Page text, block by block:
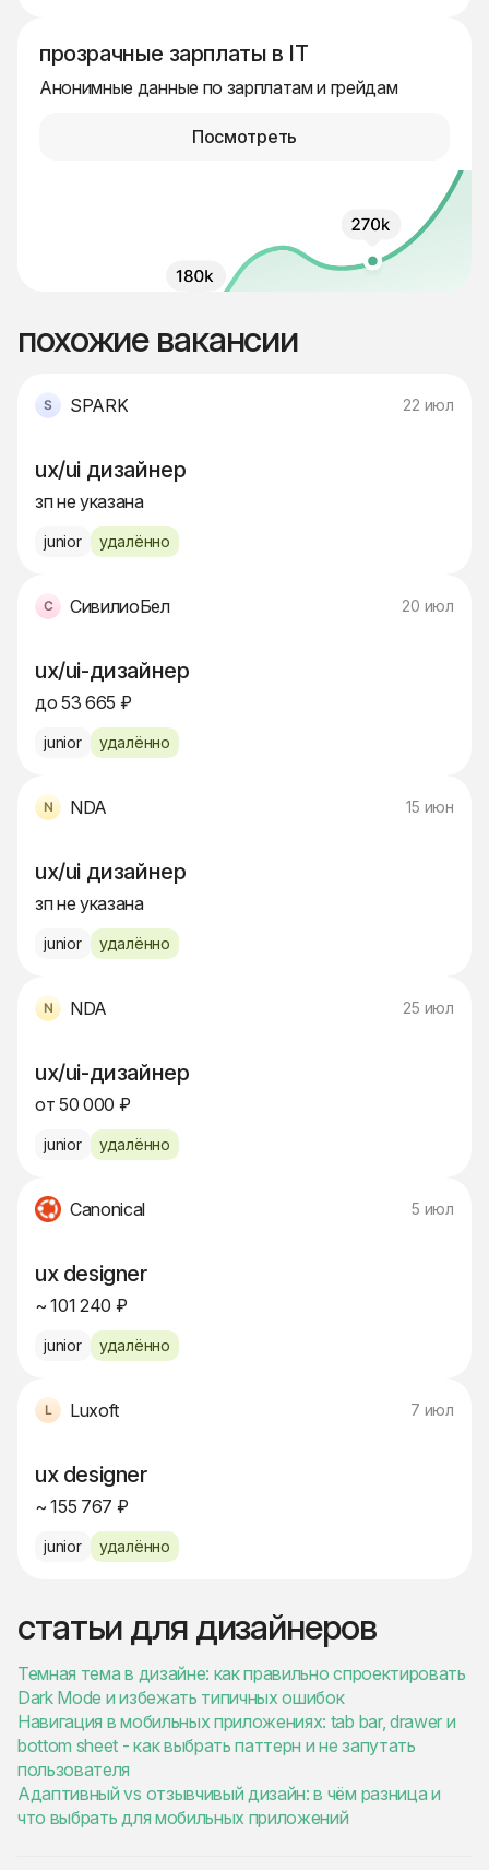
прозрачные зарплаты в IT
Анонимные данные по зарплатам и грейдам
Посмотреть
похожие вакансии
SPARK 22 июл
ux/ui дизайнер
зп не указана
junior удалённо
СивилиоБел 20 июл
ux/ui-дизайнер
до 53 665 ₽
junior удалённо
NDA 15 июн
ux/ui дизайнер
зп не указана
junior удалённо
NDA 25 июл
ux/ui-дизайнер
от 50 000 ₽
junior удалённо
Canonical 5 июл
ux designer
~ 101 240 ₽
junior удалённо
Luxoft 7 июл
ux designer
~ 155 767 ₽
junior удалённо
статьи для дизайнеров
Темная тема в дизайне: как правильно спроектировать
Dark Mode и избежать типичных ошибок
Навигация в мобильных приложениях: tab bar, drawer и
bottom sheet - как выбрать паттерн и не запутать
пользователя
Адаптивный vs отзывчивый дизайн: в чём разница и
что выбрать для мобильных приложений